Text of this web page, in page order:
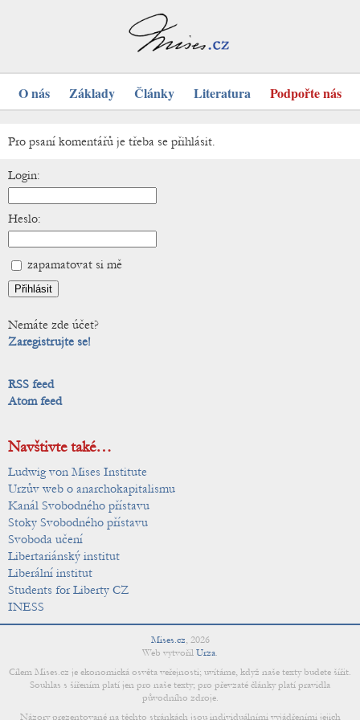
O nás Základy Články Literatura Podpořte nás
Pro psaní komentářů je třeba se přihlásit.
Login:
Heslo:
zapamatovat si mě
Nemáte zde účet?
Zaregistrujte se!
RSS feed
Atom feed
Navštivte také…
Ludwig von Mises Institute
Urzův web o anarchokapitalismu
Kanál Svobodného přístavu
Stoky Svobodného přístavu
Svoboda učení
Libertariánský institut
Liberální institut
Students for Liberty CZ
INESS
Mises.cz, 2026
Web vytvořil Urza.
Cílem Mises.cz je ekonomická osvěta veřejnosti; uvítáme, když naše texty budete šířit.
Souhlas s šířením platí jen pro naše texty; pro převzaté články platí pravidla
původního zdroje.
Názory prezentované na těchto stránkách jsou individuálními vyjádřeními jejich